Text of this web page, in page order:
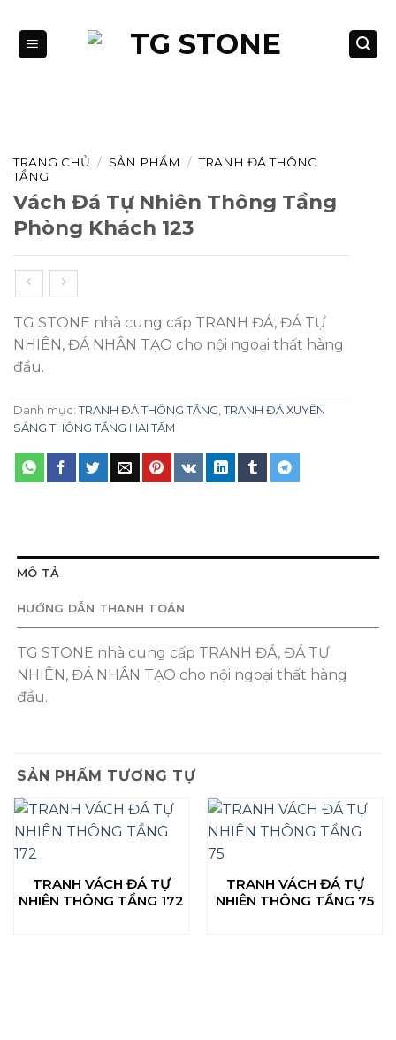
qua
nội
TRANG CHỦ / SẢN PHẨM / TRANH ĐÁ THÔNG
TẦNG
Vách Đá Tự Nhiên Thông Tầng
Phòng Khách 123
TG STONE nhà cung cấp TRANH ĐÁ, ĐÁ TỰ
NHIÊN, ĐÁ NHÂN TẠO cho nội ngoại thất hàng
đầu.
Danh mục: TRANH ĐÁ THÔNG TẦNG, TRANH ĐÁ XUYÊN
SÁNG THÔNG TẦNG HAI TẤM
MÔ TẢ
HƯỚNG DẪN THANH TOÁN
TG STONE nhà cung cấp TRANH ĐÁ, ĐÁ TỰ
NHIÊN, ĐÁ NHÂN TẠO cho nội ngoại thất hàng
đầu.
SẢN PHẨM TƯƠNG TỰ
TRANH VÁCH ĐÁ TỰ
NHIÊN THÔNG TẦNG 172
TRANH VÁCH ĐÁ TỰ
NHIÊN THÔNG TẦNG 75